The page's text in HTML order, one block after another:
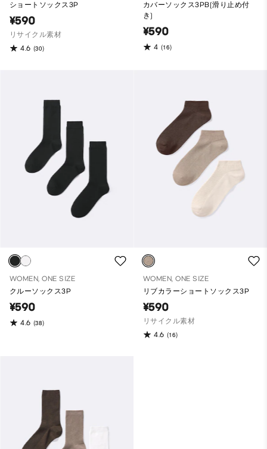
ショートソックス3P
¥590
リサイクル素材
4.6 (30)
カバーソックス3PB(滑り止め付
き)
¥590
4 (16)
WOMEN, ONE SIZE
クルーソックス3P
¥590
4.6 (38)
WOMEN, ONE SIZE
リブカラーショートソックス3P
¥590
リサイクル素材
4.6 (16)